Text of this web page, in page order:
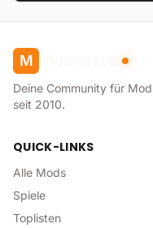
M
Deine Community für
seit 2010.
QUICK-LINKS
Alle Mods
Spiele
Toplisten